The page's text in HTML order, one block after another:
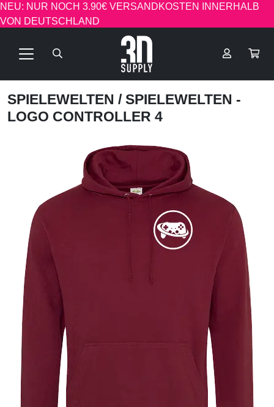
NEU: NUR NOCH 3.90€ VERSANDKOSTEN INNERHALB
VON DEUTSCHLAND
SPIELEWELTEN / SPIELEWELTEN -
LOGO CONTROLLER 4